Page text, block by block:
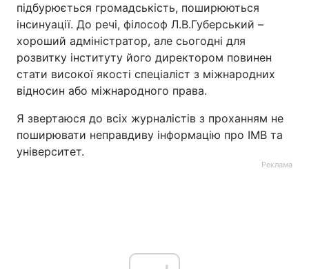
підбурюється громадськість, поширюються
інсинуації. До речі, філософ Л.В.Губерський –
хороший адміністратор, але сьогодні для
розвитку інституту його директором повинен
стати високої якості спеціаліст з міжнародних
відносин або міжнародного права.
Я звертаюся до всіх журналістів з проханням не
поширювати неправдиву інформацію про ІМВ та
університет.
Реклама